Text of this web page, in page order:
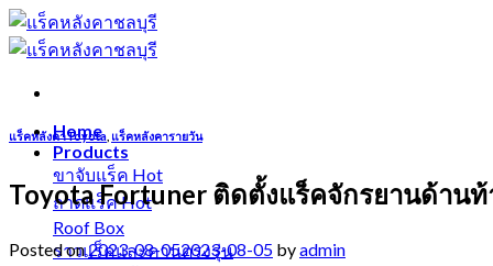
Skip
to
content
Home
Products
ขาจับแร็ค
ถาดแร็ค
Roof Box
ราวแร็คและคานตรงรุ่น
แร็คหลังคาToyota แร็คหลังคารายวัน
Toyota Fortuner ติดตั้งแร็คจักรยานด้านท้
Posted on2023-08-052023-08-05 byadmin